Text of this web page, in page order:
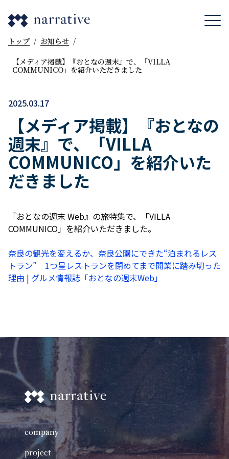
トップ / お知らせ /
【メディア掲載】『おとなの週末』で、「VILLA
COMMUNICO」を紹介いただきました
2025.03.17
【メディア掲載】『おとなの
週末』で、「VILLA
COMMUNICO」を紹介いた
だきました
『おとなの週末 Web』の旅特集で、「VILLA
COMMUNICO」を紹介いただきました。
奈良の観光を変えるか、奈良公園にできた“泊まれるレス
トラン” 1つ星レストランを閉めてまで開業に踏み切った
理由 | グルメ情報誌「おとなの週末Web」
company
project